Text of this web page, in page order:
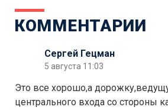
КОММЕНТАРИИ
Сергей Гецман
5 августа 11:03
Это все хорошо,а
центрального входа со стороны